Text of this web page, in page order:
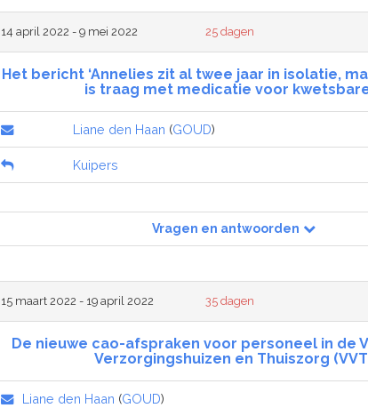
14 april 2022 - 9 mei 2022 25 dagen
Het bericht ‘Annelies zit al twee jaar in isolatie,
is traag met medicatie voor
Liane den Haan (GOUD)
Kuipers
Vragen en antwoorden
15 maart 2022 - 19 april 2022 35 dagen
De nieuwe cao-afspraken voor personeel in de
Verzorgingshuizen en Thuiszorg
Liane den Haan (GOUD)